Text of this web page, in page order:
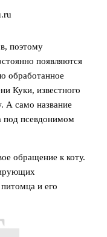
поэтому
появляются
обработанное
Куки, известного
А само название
под псевдонимом
обращение к коту.
и его